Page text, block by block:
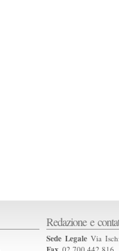
Redazione e
Sede Legale Via